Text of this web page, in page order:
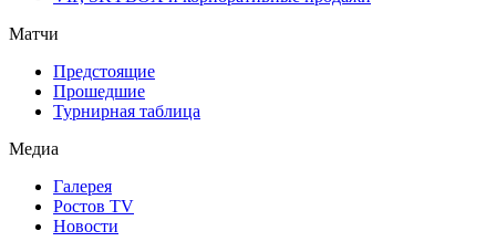
Матчи
Предстоящие
Прошедшие
Турнирная таблица
Медиа
Галерея
Ростов TV
Новости